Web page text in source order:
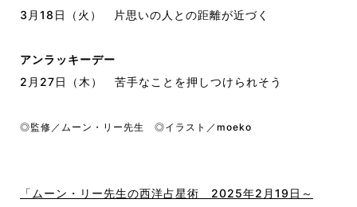
3月18日（火）
片思いの人との距離が近づく
アンラッキーデー
2月27日（木）
苦手なことを押しつけられそう
◎監修／ムーン・リー先生 ◎イラスト／moeko
「ムーン・リー先生の西洋占星術 2025年2月19日～